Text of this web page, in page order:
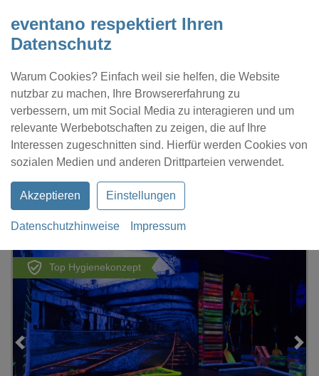
eventano respektiert Ihren
Datenschutz
Warum Cookies? Einfach weil sie helfen, die Website
nutzbar zu machen, Ihre Browsererfahrung zu
verbessern, um mit Social Media zu interagieren und um
relevante Werbebotschaften zu zeigen, die auf Ihre
Interessen zugeschnitten sind. Hierfür werden Cookies von
sozialen Medien und anderen Drittparteien verwendet.
Akzeptieren Einstellungen
Datenschutzhinweise Impressum
Kontakt Location eintragen Profil
SchwarzLichtHof
Top Hygienekonzept
Loading...